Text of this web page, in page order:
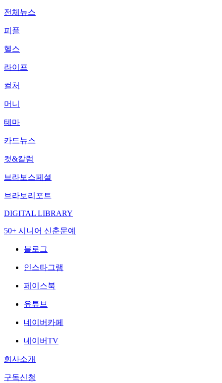
전체뉴스
피플
헬스
라이프
컬처
머니
테마
카드뉴스
컷&칼럼
브라보스페셜
브라보리포트
DIGITAL LIBRARY
50+ 시니어 신춘문예
블로그
인스타그램
페이스북
유튜브
네이버카페
네이버TV
회사소개
구독신청